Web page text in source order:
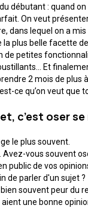
débutant : quand
On veut
dans lequel on a
la plus belle facette
de petites
Et
2 mois de plus
ce qu’on veut que
c’est oser
le plus souvent.
Avez-vous souvent
public de vos
de parler d'un sujet ?
souvent peur du
une bonne